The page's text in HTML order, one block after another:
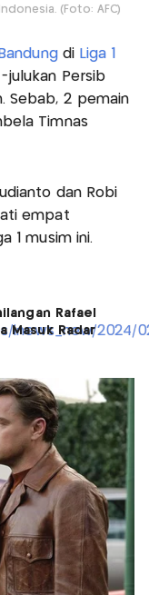
(Foto: AFC)
di Liga 1
julukan Persib
Sebab, 2 pemain
Timnas
dan Robi
empat
1 musim ini.
Rafael
Masuk Radar